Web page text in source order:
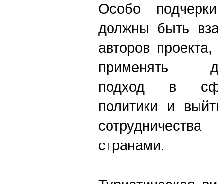
Особо
должны быть
авторов
применять
подход в
политики и
странами.